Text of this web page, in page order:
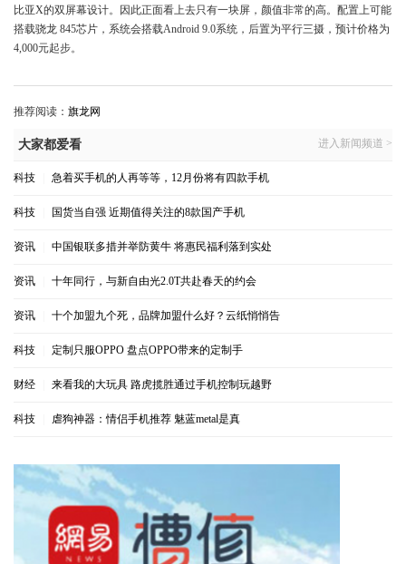
比亚X的双屏幕设计。因此正面看上去只有一块屏，颜值非常的高。配置上可能
搭载骁龙 845芯片，系统会搭载Android 9.0系统，后置为平行三摄，预计价格为
4,000元起步。
推荐阅读： 旗龙网
大家都爱看 进入新闻频道 >
科技 急着买手机的人再等等，12月份将有四款手机
科技 国货当自强 近期值得关注的8款国产手机
资讯 中国银联多措并举防黄牛 将惠民福利落到实处
资讯 十年同行，与新自由光2.0T共赴春天的约会
资讯 十个加盟九个死，品牌加盟什么好？云纸悄悄告
科技 定制只服OPPO 盘点OPPO带来的定制手
财经 来看我的大玩具 路虎揽胜通过手机控制玩越野
科技 虐狗神器：情侣手机推荐 魅蓝metal是真